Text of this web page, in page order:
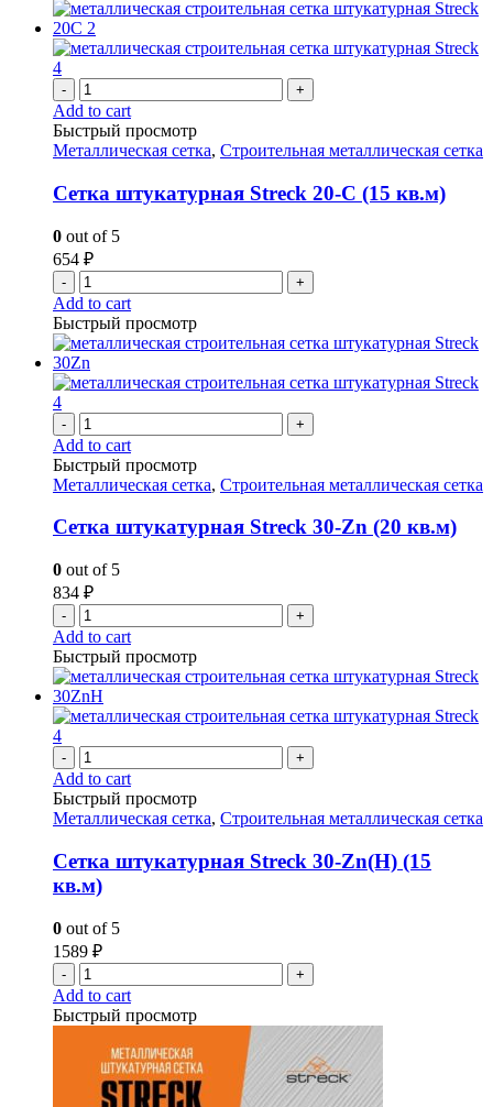
- +
Add to cart
Быстрый просмотр
Металлическая сетка, Строительная металлическая сетка
Сетка штукатурная Streck 20-С (15 кв.м)
0 out of 5
654 ₽
- +
Add to cart
Быстрый просмотр
- +
Add to cart
Быстрый просмотр
Металлическая сетка, Строительная металлическая сетка
Сетка штукатурная Streck 30-Zn (20 кв.м)
0 out of 5
834 ₽
- +
Add to cart
Быстрый просмотр
- +
Add to cart
Быстрый просмотр
Металлическая сетка, Строительная металлическая сетка
Сетка штукатурная Streck 30-Zn(H) (15
кв.м)
0 out of 5
1589 ₽
- +
Add to cart
Быстрый просмотр